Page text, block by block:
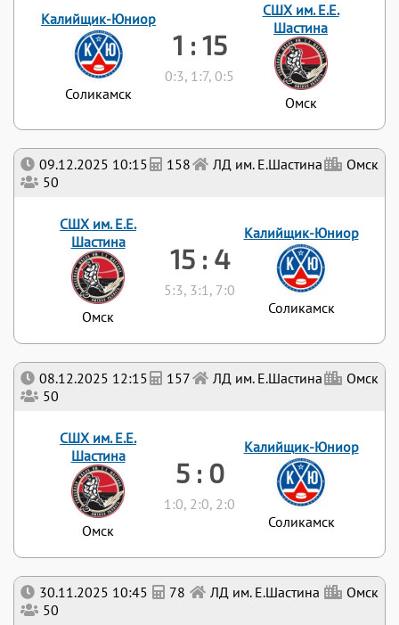
30.11.2025 10:45 78 ЛД им. Е.Шастина
Омск
50
08.12.2025 12:15 157 ЛД им. Е.Шастина
Омск
50
СШХ им. Е.Е.
Шастина
Омск
5 : 0
1:0, 2:0, 2:0
Калийщик-Юниор
Соликамск
09.12.2025 10:15 158 ЛД им. Е.Шастина
Омск
50
СШХ им. Е.Е.
Шастина
Омск
15 : 4
5:3, 3:1, 7:0
Калийщик-Юниор
Соликамск
Калийщик-Юниор
Соликамск
1 : 15
0:3, 1:7, 0:5
СШХ им. Е.Е.
Шастина
Омск